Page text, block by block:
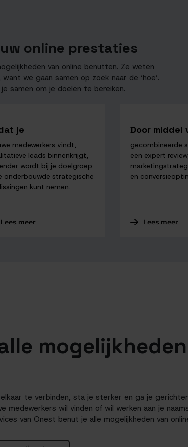
online prestaties
van online benutten. Ze weten
we gaan samen op zoek naar de ‘hoe’.
samen om je doelen te bereiken.
je
medewerkers vindt,
leads binnenkrijgt,
wordt bij je doelgroep
onderbouwde strategische
kunt nemen.
Lees meer
Door middel
gecombineerde
een expert
en
Lees meer
te verbinden, sta je sterker en ga je
medewerkers wil vinden of wil werken aan je
van Onest benut je alle mogelijkheden van